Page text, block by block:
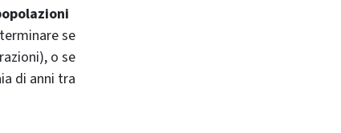
se
o se
di anni tra